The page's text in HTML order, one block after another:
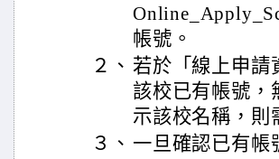
帳號。
２、 若於「線上申請
該校已有帳號，
示該校名稱，則
３、 一旦確認已有帳